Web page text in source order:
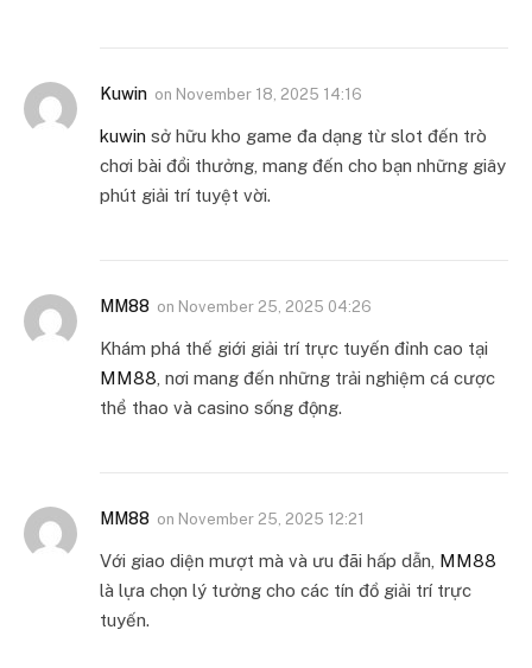
Kuwin on November 18, 2025 14:16
kuwin sở hữu kho game đa dạng từ slot đến trò
chơi bài đổi thưởng, mang đến cho bạn những giây
phút giải trí tuyệt vời.
MM88 on November 25, 2025 04:26
Khám phá thế giới giải trí trực tuyến đỉnh cao tại
MM88 , nơi mang đến những trải nghiệm cá cược
thể thao và casino sống động.
MM88 on November 25, 2025 12:21
Với giao diện mượt mà và ưu đãi hấp dẫn, MM88
là lựa chọn lý tưởng cho các tín đồ giải trí trực
tuyến.